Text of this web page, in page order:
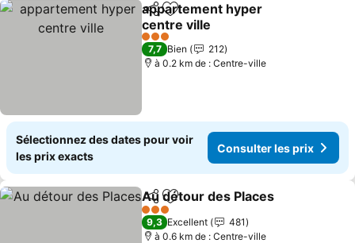
PartagerAjouter à mes favoris
appartement hyper
centre ville
Consulter les prix
3 Étoiles
7,7 Bien
212
à 0.2 km de : Centre-ville
Sélectionnez des dates pour voir
les prix exacts
Consulter les prix
PartagerAjouter à mes favoris
Au détour des Places
3 Étoiles
9,3 Excellent
481
à 0.6 km de : Centre-ville